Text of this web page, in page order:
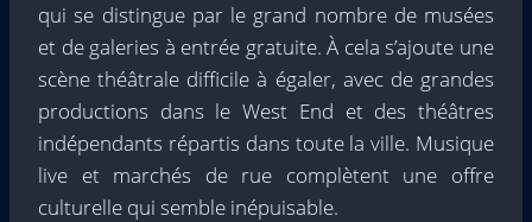
qui se distingue par le grand nombre de musées
et de galeries à entrée gratuite. À cela s’ajoute une
scène théâtrale difficile à égaler, avec de grandes
productions dans le West End et des théâtres
indépendants répartis dans toute la ville. Musique
live et marchés de rue complètent une offre
culturelle qui semble inépuisable.